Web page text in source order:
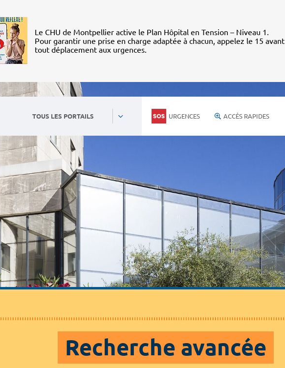
Le CHU de Montpellier active le Plan Hôpital en Tension – Niveau 1.
Pour garantir une prise en charge adaptée à chacun, appelez le 15 avant
tout déplacement aux urgences.
TOUS LES PORTAILS URGENCES ACCÈS RAPIDES
Recherche avancée